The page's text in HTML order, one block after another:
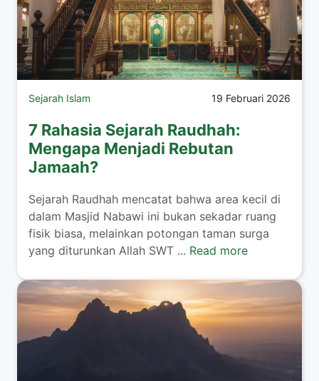
Sejarah Islam 19 Februari 2026
7 Rahasia Sejarah Raudhah:
Mengapa Menjadi Rebutan
Jamaah?
Sejarah Raudhah mencatat bahwa area kecil di
dalam Masjid Nabawi ini bukan sekadar ruang
fisik biasa, melainkan potongan taman surga
yang diturunkan Allah SWT ... Read more